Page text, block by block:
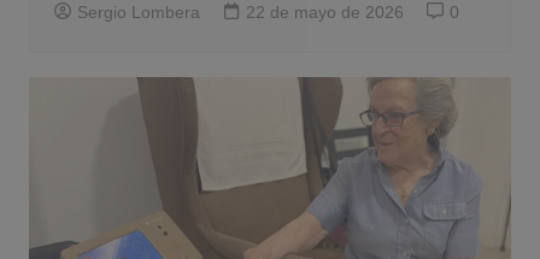
Sergio Lombera 22 de mayo de 2026 0